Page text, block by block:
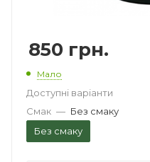
850 грн.
Мало
Доступні варіанти
Смак — Без смаку
Без смаку